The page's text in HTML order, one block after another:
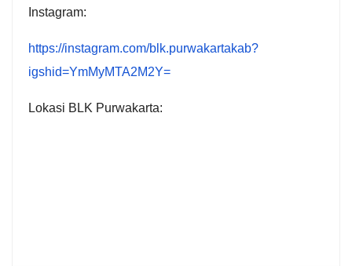
Instagram:
https://instagram.com/blk.purwakartakab?
igshid=YmMyMTA2M2Y=
Lokasi BLK Purwakarta: